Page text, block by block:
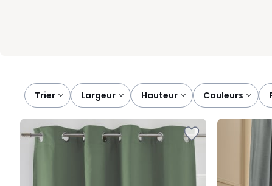
Trier largeur hauteur couleurs